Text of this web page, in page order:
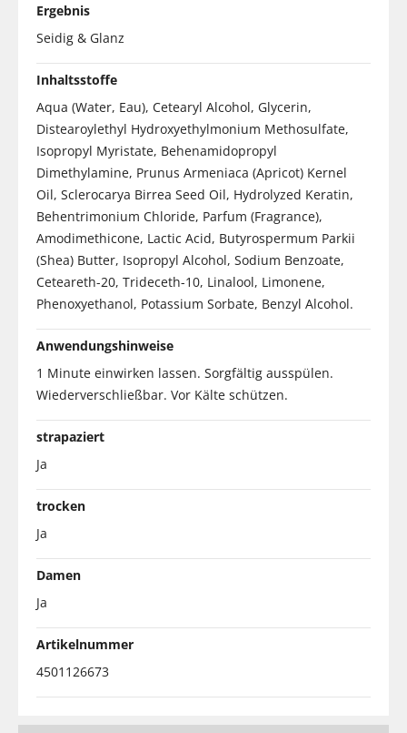
Ergebnis
Seidig & Glanz
Inhaltsstoffe
Aqua (Water, Eau), Cetearyl Alcohol, Glycerin,
Distearoylethyl Hydroxyethylmonium Methosulfate,
Isopropyl Myristate, Behenamidopropyl
Dimethylamine, Prunus Armeniaca (Apricot) Kernel
Oil, Sclerocarya Birrea Seed Oil, Hydrolyzed Keratin,
Behentrimonium Chloride, Parfum (Fragrance),
Amodimethicone, Lactic Acid, Butyrospermum Parkii
(Shea) Butter, Isopropyl Alcohol, Sodium Benzoate,
Ceteareth-20, Trideceth-10, Linalool, Limonene,
Phenoxyethanol, Potassium Sorbate, Benzyl Alcohol.
Anwendungshinweise
1 Minute einwirken lassen. Sorgfältig ausspülen.
Wiederverschließbar. Vor Kälte schützen.
strapaziert
Ja
trocken
Ja
Damen
Ja
Artikelnummer
4501126673